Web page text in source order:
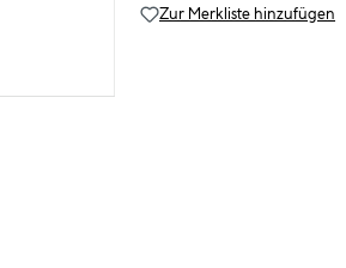
Zur Merkliste hinzufügen